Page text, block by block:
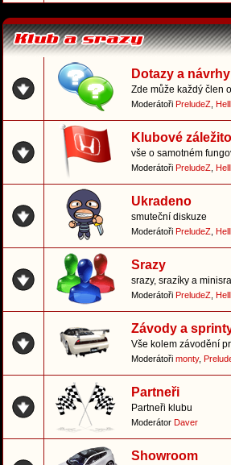
Dotazy a
Zde může každý člen
Moderátoři PreludeZ
Klubové
vše o samotném
Moderátoři PreludeZ
Ukradeno
smuteční diskuze
Moderátoři PreludeZ
Srazy
srazy, srazíky a
Moderátoři PreludeZ
Závody a
Vše kolem závodění
Moderátoři monty,
Partneři
Partneři klubu
Moderátor Daver
Showroom